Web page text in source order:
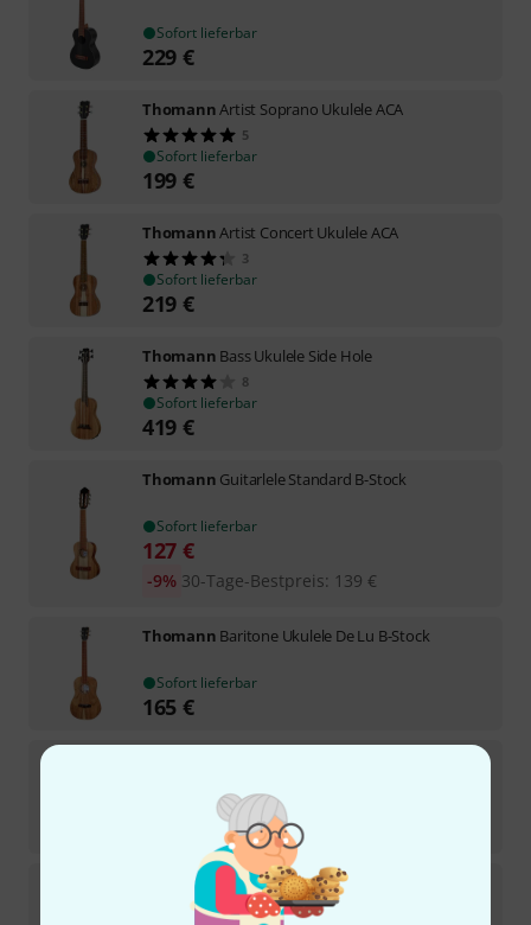
Sofort lieferbar
229 €
ThomannArtist Soprano Ukulele ACA
5
Sofort lieferbar
199 €
ThomannArtist Concert Ukulele ACA
3
Sofort lieferbar
219 €
Thomann Bass Ukulele Side Hole
8
Sofort lieferbar
419 €
Thomann Guitarlele Standard B-Stock
Sofort lieferbar
127 €
30-Tage-Bestpreis: 139 €
-9%
Thomann Baritone Ukulele De Lu B-Stock
Sofort lieferbar
165 €
Sofort lieferbar
Thomann Baritone Guitarlele Ac B-Stock